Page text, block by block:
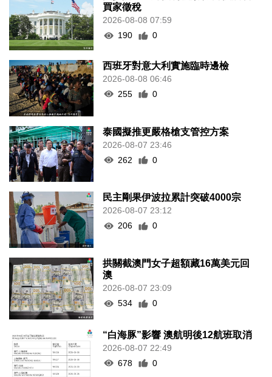
買家徵稅
2026-08-08 07:59
190
0
西班牙對意大利實施臨時邊檢
2026-08-08 06:46
255
0
泰國擬推更嚴格槍支管控方案
2026-08-07 23:46
262
0
民主剛果伊波拉累計突破4000宗
2026-08-07 23:12
206
0
拱關截澳門女子超額藏16萬美元回
澳
2026-08-07 23:09
534
0
“白海豚”影響 澳航明後12航班取消
2026-08-07 22:49
678
0